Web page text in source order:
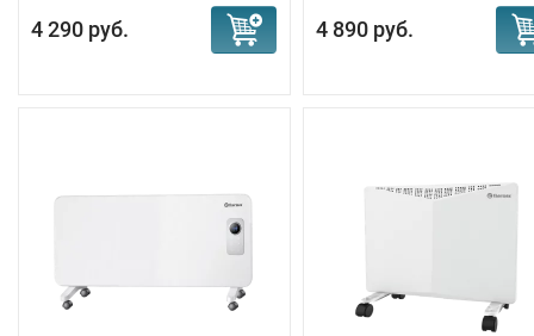
4 290 руб. 4 890 руб.